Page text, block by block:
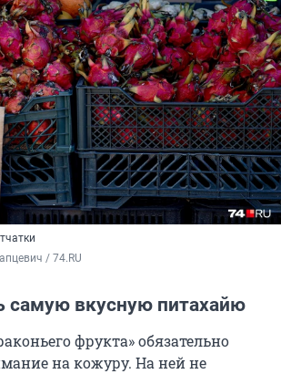
/ 74.RU
самую вкусную питахайю
фрукта» обязательно
на кожуру. На ней не